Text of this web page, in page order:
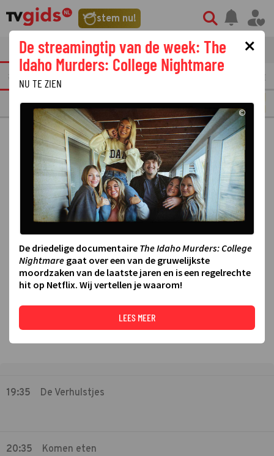
stem nu!
tvgids streaming nieuws
OVERMORGEN
PLAY4
19:35 De Verhulstjes
20:35 Komen eten
×
De streamingtip van de week: The
Idaho Murders: College Nightmare
NU TE ZIEN
©
De driedelige documentaire The Idaho Murders: College
Nightmare gaat over een van de gruwelijkste
moordzaken van de laatste jaren en is een regelrechte
hit op Netflix. Wij vertellen je waarom!
LEES MEER